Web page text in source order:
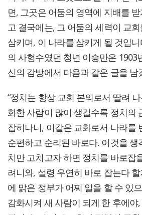
면, 그곳은 어둠의 영역에 지배를
고 결국에는, 그 어둠의 세력이 교
삼키며, 이 나라를 삼키게 될 것입
의 사형수였던 청년 이승만은 1903
신의 감방에서 다음과 같은 글을 남
“정치는 항상 교회 본의로서 딸려
화한 사람이 많이 생길수록 정치의
잡히나니, 이같은 교화로서 나라를
순편하고 순리된 바로다. 이것을 생
치만 고치고자 하면 정치를 바로잡
려니와, 설령 우연히 바로 잡는다
에 맑은 정부가 어찌 일을 할 수 있
감화시켜 새 사람이 되게 한 후에야